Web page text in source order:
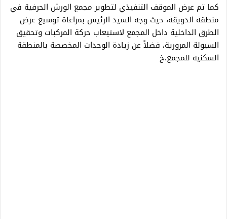
كما تم عرض الموقف التنفيذي لتطوير مجمع الورش الحرفية في
منطقة الدويقة، حيث وجه السيد الرئيس بمراعاة توسيع عرض
الطرق الداخلية داخل المجمع لاستيعاب حركة المركبات وتحقيق
السيولة المرورية، فضلاً عن زيادة الوحدات المخصصة بالمنطقة
السكنية للمجمع.خ